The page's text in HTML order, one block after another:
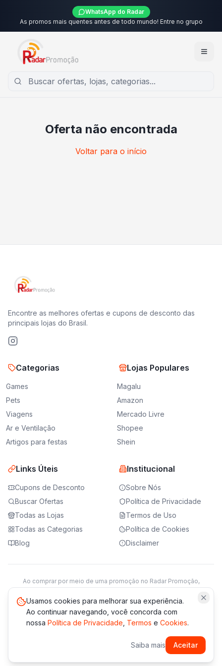
WhatsApp do Radar
As promos mais quentes antes de todo mundo! Entre no grupo
Oferta não encontrada
Voltar para o início
Encontre as melhores ofertas e cupons de desconto das
principais lojas do Brasil.
Categorias
Games
Pets
Viagens
Ar e Ventilação
Artigos para festas
Lojas Populares
Magalu
Amazon
Mercado Livre
Shopee
Shein
Links Úteis
Cupons de Desconto
Buscar Ofertas
Todas as Lojas
Todas as Categorias
Blog
Institucional
Sobre Nós
Política de Privacidade
Termos de Uso
Política de Cookies
Disclaimer
Ao comprar por meio de uma promoção no Radar Promoção,
Saiba mais
*Os preços e disponibilidade podem variar. Verifique sempre
Usamos cookies para melhorar sua experiência.
Ao continuar navegando, você concorda com
nossa Política de Privacidade Termos e Cookies.
Saiba mais Aceitar